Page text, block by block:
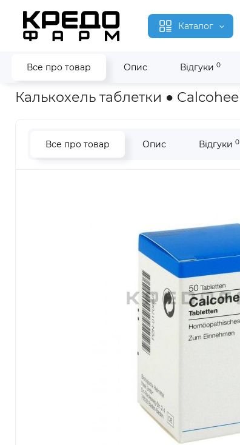
Каталог
Все про товар Опис Відгуки 0
Головна Гомеопатія Калькохель ● Calcoheel
Калькохель таблетки ● Calcoheel
Все про товар Опис Відгуки 0